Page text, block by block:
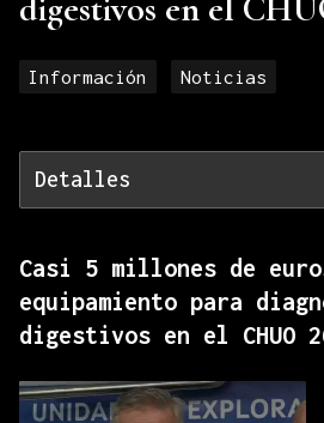
digestivos en el
Información Noticias
Detalles
Casi 5 millones de
equipamiento para
digestivos en el CHUO